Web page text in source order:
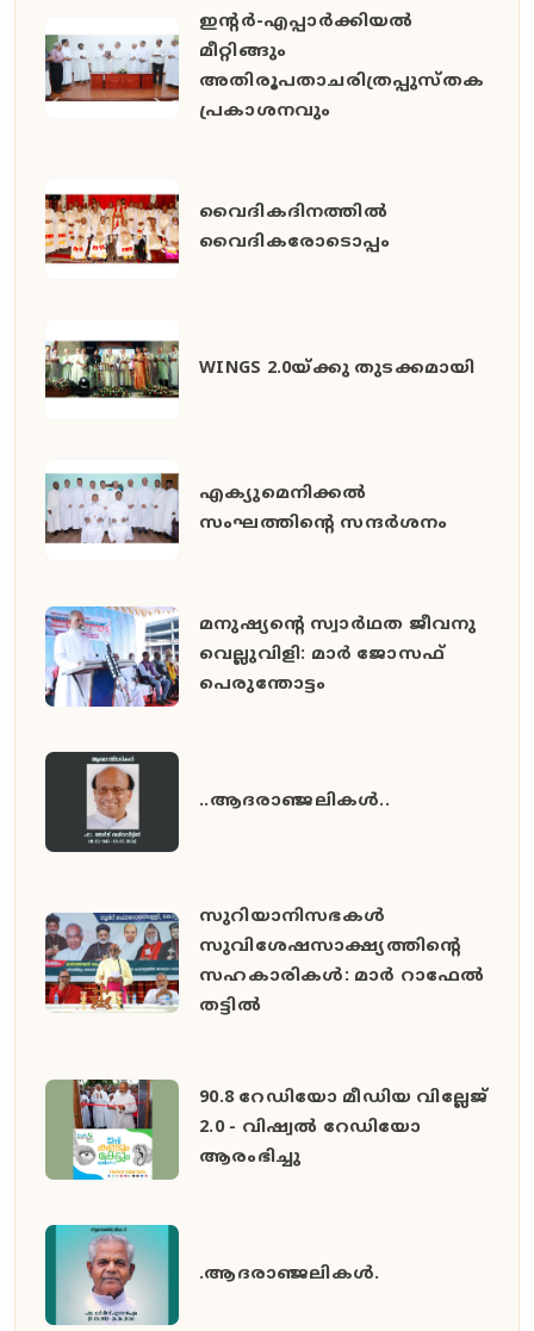
ഇൻ്റർ-എപ്പാർക്കിയൽ
മീറ്റിങ്ങും
അതിരൂപതാചരിത്രപ്പുസ്തക
പ്രകാശനവും
വൈദികദിനത്തിൽ
വൈദികരോടൊപ്പം
WINGS 2.0യ്ക്കു തുടക്കമായി
എക്യുമെനിക്കൽ
സംഘത്തിന്റെ സന്ദർശനം
മനുഷ്യൻ്റെ സ്വാർഥത ജീവനു
വെല്ലുവിളി: മാർ ജോസഫ്
പെരുന്തോട്ടം
..ആദരാഞ്ജലികൾ..
സുറിയാനിസഭകൾ
സുവിശേഷസാക്ഷ്യത്തിൻ്റെ
സഹകാരികൾ: മാർ റാഫേൽ
തട്ടിൽ
90.8 റേഡിയോ മീഡിയ വില്ലേജ്
2.0 - വിഷ്വൽ റേഡിയോ
ആരംഭിച്ചു
.ആദരാഞ്ജലികൾ.